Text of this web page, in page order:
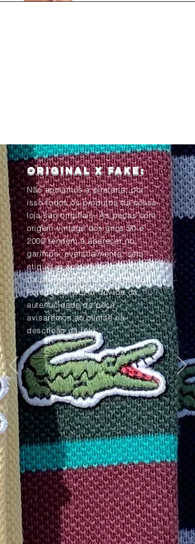
Original x Fake:
Não apoiamos a pirataria, por
isso todos os produtos da nossa
loja são originais. As peças com
origem vintage dos anos 90 e
2000 tendem à aparecer no
garimpo, eventualmente, sem
etiquetas ou com as informações
da peça apagadas pelo tempo.
Porém, se houver dúvida da
autenticidade da peça,
avisaremos ao cliente na
descrição da foto.